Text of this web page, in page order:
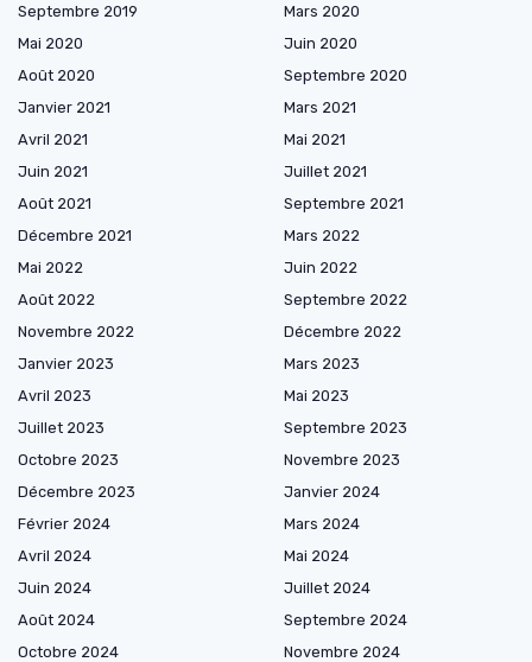
Septembre 2019
Mars 2020
Mai 2020
Juin 2020
Août 2020
Septembre 2020
Janvier 2021
Mars 2021
Avril 2021
Mai 2021
Juin 2021
Juillet 2021
Août 2021
Septembre 2021
Décembre 2021
Mars 2022
Mai 2022
Juin 2022
Août 2022
Septembre 2022
Novembre 2022
Décembre 2022
Janvier 2023
Mars 2023
Avril 2023
Mai 2023
Juillet 2023
Septembre 2023
Octobre 2023
Novembre 2023
Décembre 2023
Janvier 2024
Février 2024
Mars 2024
Avril 2024
Mai 2024
Juin 2024
Juillet 2024
Août 2024
Septembre 2024
Octobre 2024
Novembre 2024